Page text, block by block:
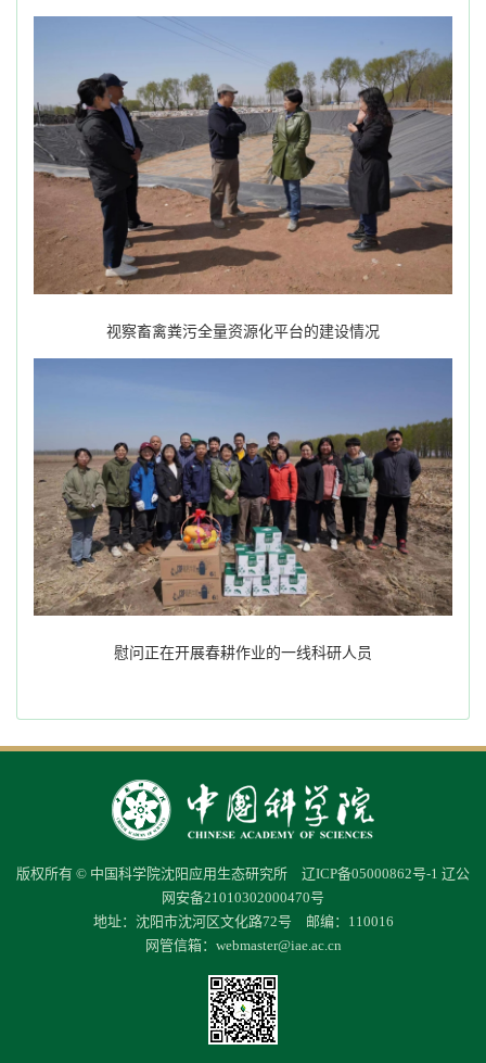
视察畜禽粪污全量资源化平台的建设情况
慰问正在开展春耕作业的一线科研人员
版权所有 © 中国科学院沈阳应用生态研究所 辽ICP备05000862号-1 辽公
网安备21010302000470号
地址：沈阳市沈河区文化路72号 邮编：110016
网管信箱： webmaster@iae.ac.cn